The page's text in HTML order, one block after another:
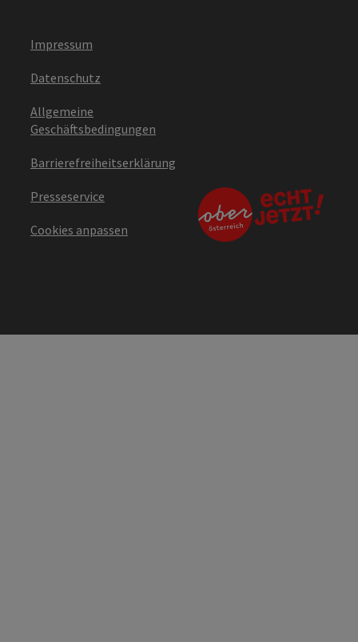
Impressum
Datenschutz
Allgemeine
Geschäftsbedingungen
Barrierefreiheitserklärung
Presseservice
Cookies anpassen